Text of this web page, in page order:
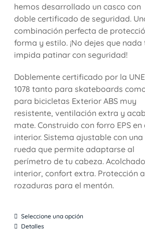
hemos desarrollado un casco con
doble certificado de seguridad.
combinación perfecta de
forma y estilo. ¡No dejes que nada
impida patinar con seguridad!
Doblemente certificado por la
1078 tanto para skateboards
para bicicletas Exterior ABS muy
resistente, ventilación extra y
mate. Construido con forro EPS en
interior. Sistema ajustable con una
rueda que permite adaptarse al
perímetro de tu cabeza. Acolchado
interior, confort extra. Protección
rozaduras para el mentón.
Seleccione una opción
Detalles